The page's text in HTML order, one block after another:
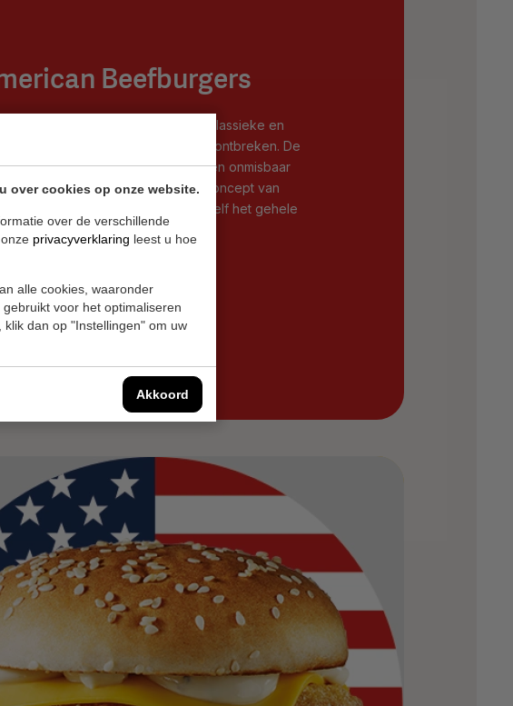
over cookies op onze website.
over de verschillende
privacyverklaring leest u hoe
alle cookies, waaronder
voor het optimaliseren
dan op "Instellingen" om uw
Akkoord
Beefburgers
trend van dit moment, hamburgers. Klassieke en
burgers kunnen hierbij niet ontbreken. De
American burgers zijn al jaren een onmisbaar
in het succesvolle hamburgerconcept van
Je kunt heel eenvoudig zelf het gehele
samenstellen.
Bekijk ons aanbod